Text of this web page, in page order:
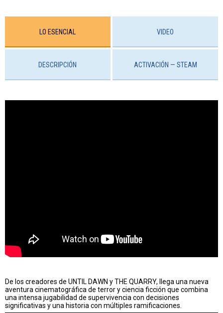
LO ESENCIAL VIDEO
DESCRIPCIÓN ACTIVACIÓN — STEAM
De los creadores de UNTIL DAWN y THE QUARRY, llega una nueva
aventura cinematográfica de terror y ciencia ficción que combina
una intensa jugabilidad de supervivencia con decisiones
significativas y una historia con múltiples ramificaciones.